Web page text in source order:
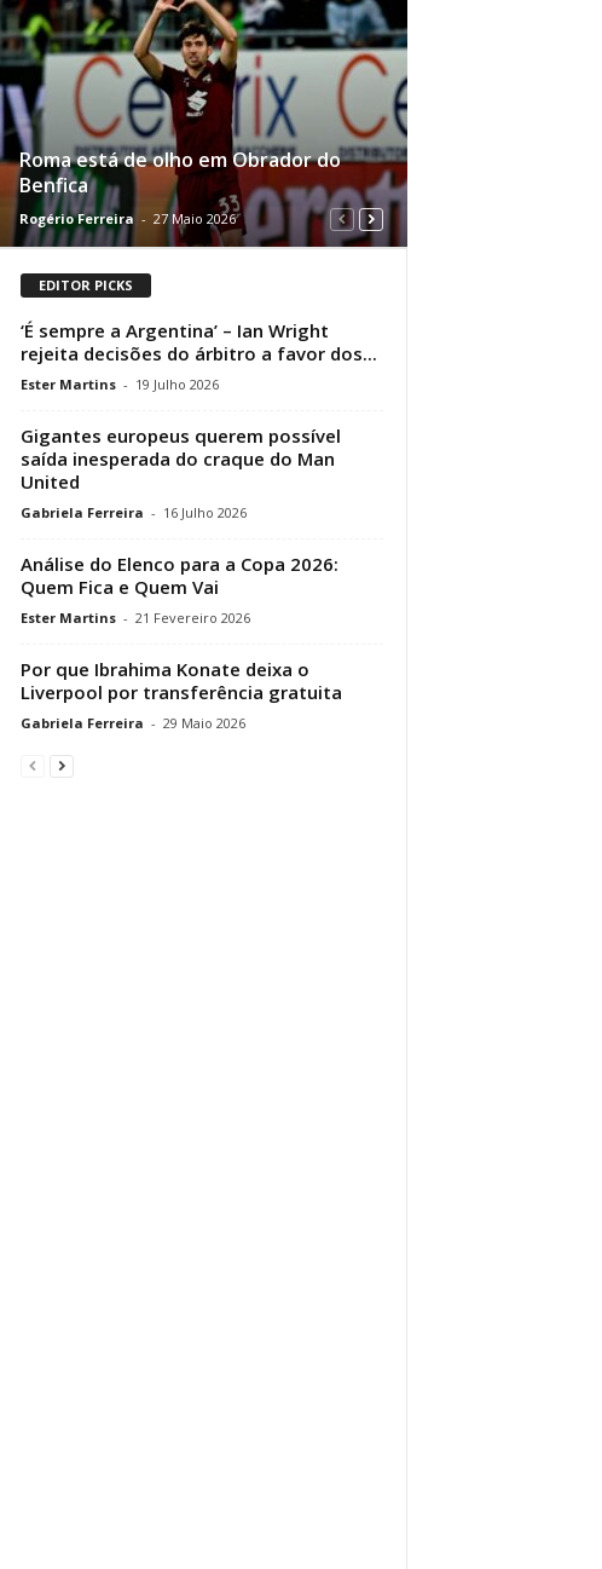
Roma está de olho em Obrador do
Benfica
Rogério Ferreira - 27 Maio 2026
EDITOR PICKS
‘É sempre a Argentina’ – Ian Wright
rejeita decisões do árbitro a favor dos...
Ester Martins - 19 Julho 2026
Gigantes europeus querem possível
saída inesperada do craque do Man
United
Gabriela Ferreira - 16 Julho 2026
Análise do Elenco para a Copa 2026:
Quem Fica e Quem Vai
Ester Martins - 21 Fevereiro 2026
Por que Ibrahima Konate deixa o
Liverpool por transferência gratuita
Gabriela Ferreira - 29 Maio 2026